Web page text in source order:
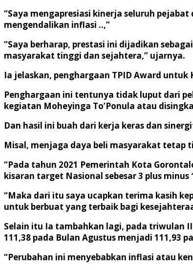
“Saya mengapresiasi kinerja seluruh
mengendalikan inflasi ..,”
“Saya berharap, prestasi ini dijadikan
masyarakat tinggi dan sejahtera,” ujarnya.
Ia jelaskan, penghargaan TPID Award
Penghargaan ini tentunya tidak luput dari
kegiatan Moheyinga To’Ponula atau
Dan hasil ini buah dari kerja keras dan
Misal, menjaga daya beli masyarakat tetap
“Pada tahun 2021 Pemerintah Kota
kisaran target Nasional sebesar 3 plus minus
“Maka dari itu saya ucapkan terima kasih
untuk berbuat yang terbaik bagi
Selain itu Ia tambahkan lagi, pada triwulan
111,38 pada Bulan Agustus menjadi 111,93
“Perubahan ini menyebabkan inflasi atau